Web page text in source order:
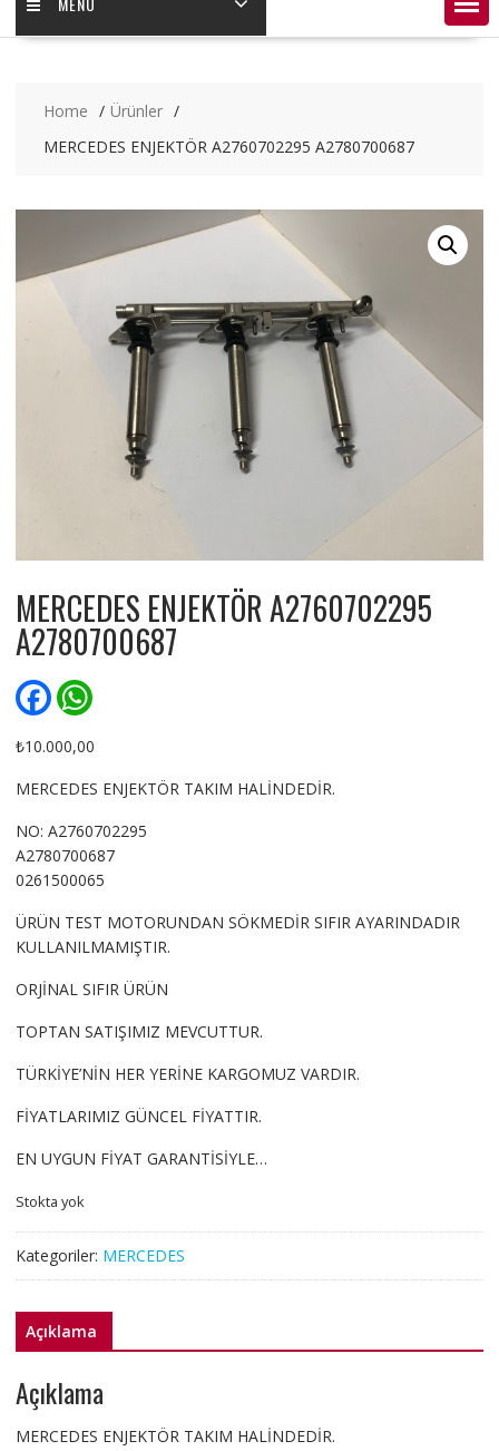
Home
Ürünler
MERCEDES ENJEKTÖR A2760702295 A2780700687
MERCEDES ENJEKTÖR A2760702295
A2780700687
F
a
e
o
W
h
t
p
₺10.000,00
MERCEDES ENJEKTÖR TAKIM HALİNDEDİR.
NO: A2760702295
A2780700687
0261500065
ÜRÜN TEST MOTORUNDAN SÖKMEDİR SIFIR AYARINDADIR
KULLANILMAMIŞTIR.
ORJİNAL SIFIR ÜRÜN
TOPTAN SATIŞIMIZ MEVCUTTUR.
TÜRKİYE’NİN HER YERİNE KARGOMUZ VARDIR.
FİYATLARIMIZ GÜNCEL FİYATTIR.
EN UYGUN FİYAT GARANTİSİYLE…
Stokta yok
Kategoriler: MERCEDES
Açıklama
Açıklama
MERCEDES ENJEKTÖR TAKIM HALİNDEDİR.